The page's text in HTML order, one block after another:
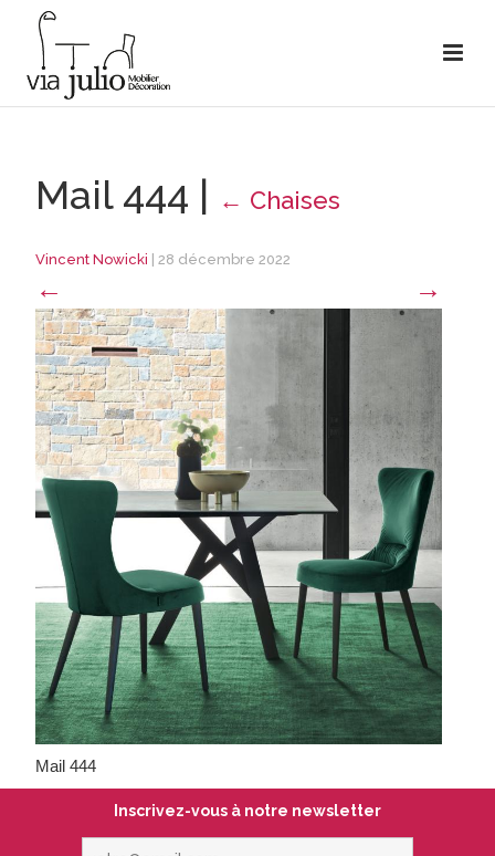
Mail 444 | ← Chaises
Vincent Nowicki 28 décembre 2022
← →
Mail 444
Inscrivez-vous à notre newsletter